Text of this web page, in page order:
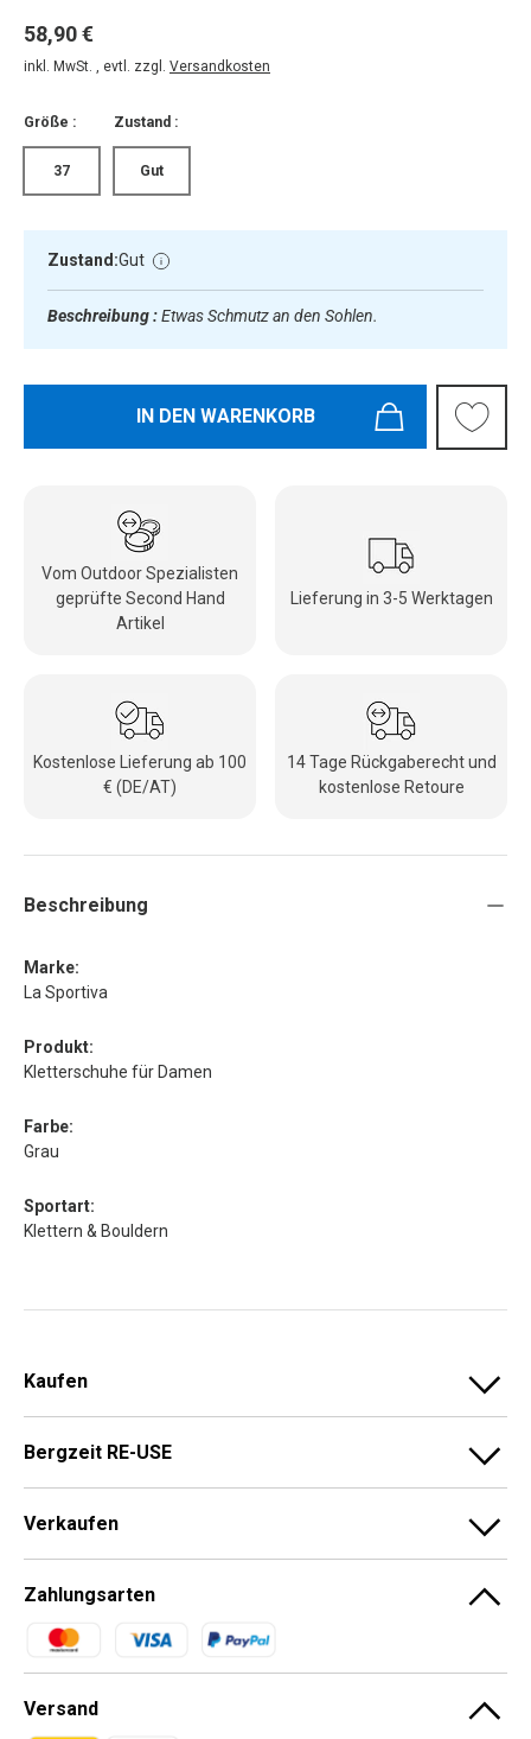
58,90 €
inkl. MwSt. , evtl. zzgl. Versandkosten
Größe :
37
Zustand :
Gut
Zustand:Gut
Beschreibung :Etwas Schmutz an den Sohlen.
IN DEN WARENKORB
Vom Outdoor Spezialisten
geprüfte Second Hand
Artikel
Lieferung in 3-5 Werktagen
Kostenlose Lieferung ab 100
€ (DE/AT)
14 Tage Rückgaberecht und
kostenlose Retoure
Beschreibung
Marke:
La Sportiva
Produkt:
Kletterschuhe für Damen
Farbe:
Grau
Sportart:
Klettern & Bouldern
Kaufen
Bergzeit RE-USE
Verkaufen
Zahlungsarten
Zahlungsmethoden
Versand